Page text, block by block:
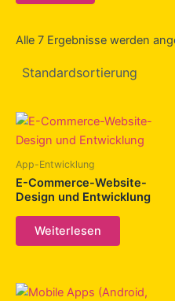
Alle 7 Ergebnisse werden
App-Entwicklung
E-Commerce-Website-
Design und Entwicklung
Weiterlesen